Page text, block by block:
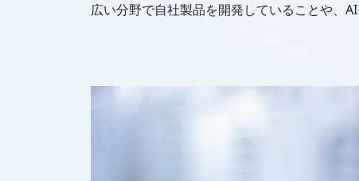
広い分野で自社製品を開発していることや、